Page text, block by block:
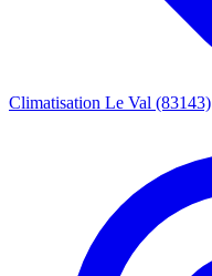
Climatisation Le Val (83143)